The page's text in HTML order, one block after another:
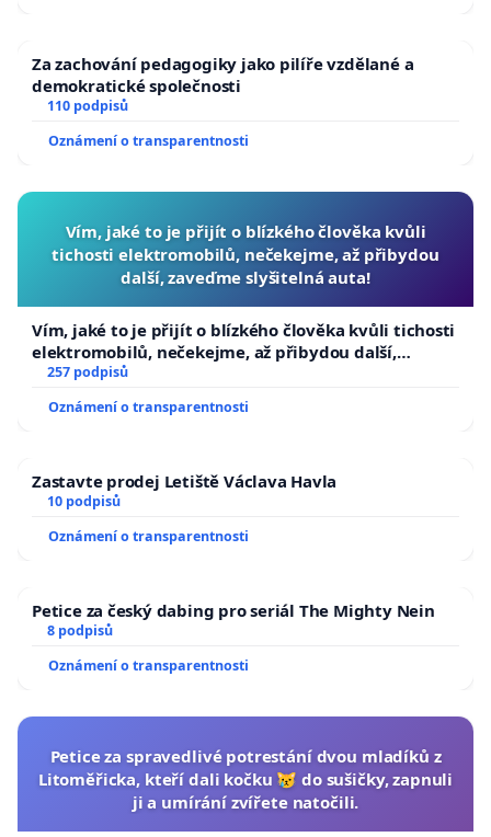
Za zachování pedagogiky jako pilíře vzdělané a
demokratické společnosti
110 podpisů
Oznámení o transparentnosti
Vím, jaké to je přijít o blízkého člověka kvůli
tichosti elektromobilů, nečekejme, až přibydou
další, zaveďme slyšitelná auta!
Vím, jaké to je přijít o blízkého člověka kvůli tichosti
elektromobilů, nečekejme, až přibydou další,
zaveďme slyšitelná auta!
257 podpisů
Oznámení o transparentnosti
Zastavte prodej Letiště Václava Havla
10 podpisů
Oznámení o transparentnosti
Petice za český dabing pro seriál The Mighty Nein
8 podpisů
Oznámení o transparentnosti
Petice za spravedlivé potrestání dvou mladíků z
Litoměřicka, kteří dali kočku 😿 do sušičky, zapnuli
ji a umírání zvířete natočili.